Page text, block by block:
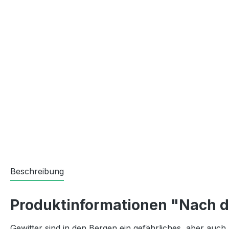
Beschreibung
Produktinformationen "Nach